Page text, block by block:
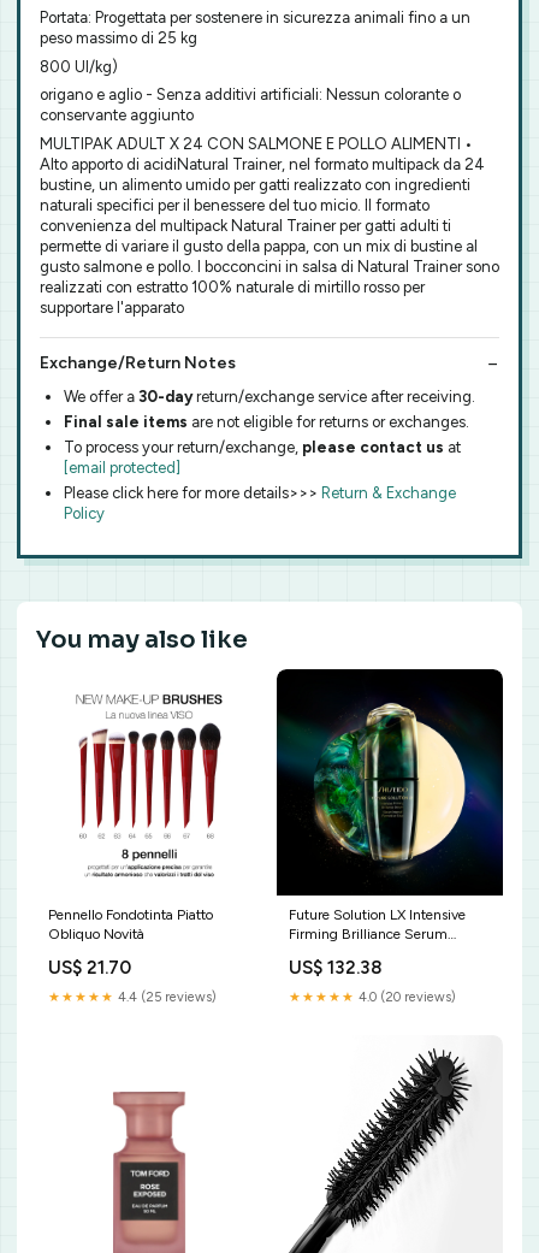
Portata: Progettata per sostenere in sicurezza animali fino a un
peso massimo di 25 kg
800 UI/kg)
origano e aglio - Senza additivi artificiali: Nessun colorante o
conservante aggiunto
MULTIPAK ADULT X 24 CON SALMONE E POLLO ALIMENTI •
Alto apporto di acidiNatural Trainer, nel formato multipack da 24
bustine, un alimento umido per gatti realizzato con ingredienti
naturali specifici per il benessere del tuo micio. Il formato
convenienza del multipack Natural Trainer per gatti adulti ti
permette di variare il gusto della pappa, con un mix di bustine al
gusto salmone e pollo. I bocconcini in salsa di Natural Trainer sono
realizzati con estratto 100% naturale di mirtillo rosso per
supportare l'apparato
Exchange/Return Notes
We offer a 30-dayreturn/exchange service after receiving.
Final sale items are not eligible for returns or exchanges.
To process your return/exchange, please contact us at
[email protected]
Please click here for more details>>> Return & Exchange
Policy
You may also like
Pennello Fondotinta Piatto
Obliquo Novità
US$ 21.70
★★★★★ 4.4 (25 reviews)
Future Solution LX Intensive
Firming Brilliance Serum
RICARICA
US$ 132.38
★★★★★ 4.0 (20 reviews)